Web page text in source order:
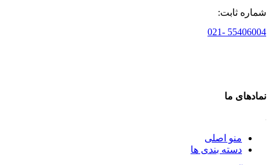
شماره ثابت:
55406004 -021
نمادهای ما
منو اصلی
دسته بندی ها